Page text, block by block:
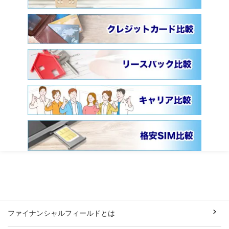
ファイナンシャルフィールドとは